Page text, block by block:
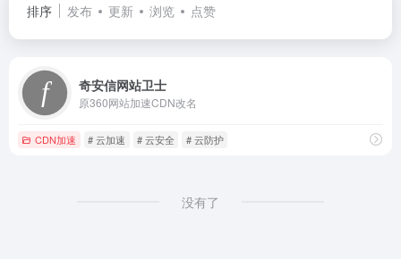
排序 发布 更新 浏览 点赞
奇安信网站卫士
原360网站加速CDN改名
CDN加速 # 云加速 # 云安全 # 云防护
没有了